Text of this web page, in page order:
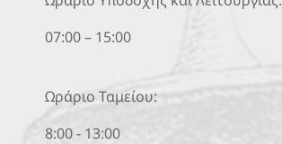
07:00 – 15:00
Ωράριο Ταμείου:
8:00 - 13:00